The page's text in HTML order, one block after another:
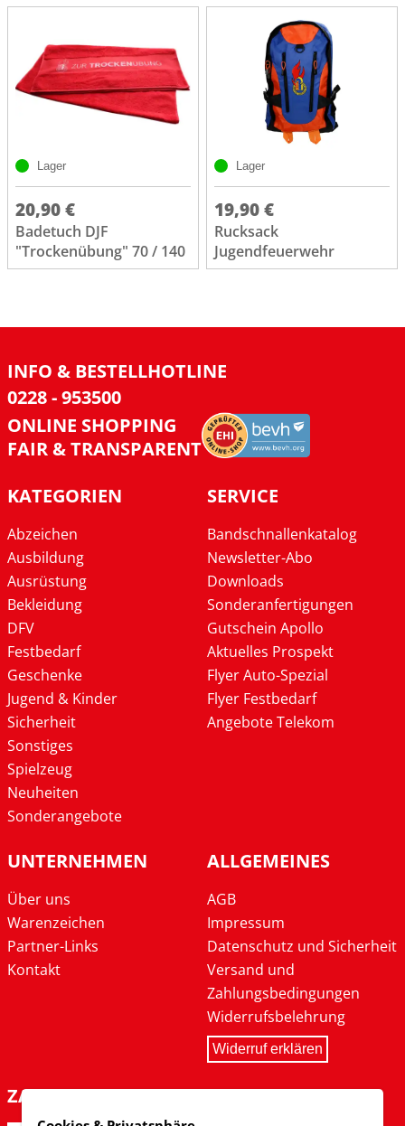
Lager
20,90 €
Badetuch DJF
"Trockenübung" 70 / 140
Lager
19,90 €
Rucksack
Jugendfeuerwehr
INFO & BESTELLHOTLINE
0228 - 953500
ONLINE SHOPPING
FAIR & TRANSPARENT
KATEGORIEN
Abzeichen
Ausbildung
Ausrüstung
Bekleidung
DFV
Festbedarf
Geschenke
Jugend & Kinder
Sicherheit
Sonstiges
Spielzeug
Neuheiten
Sonderangebote
SERVICE
Bandschnallenkatalog
Newsletter-Abo
Downloads
Sonderanfertigungen
Gutschein Apollo
Aktuelles Prospekt
Flyer Auto-Spezial
Flyer Festbedarf
Angebote Telekom
UNTERNEHMEN
Über uns
Warenzeichen
Partner-Links
Kontakt
ALLGEMEINES
AGB
Impressum
Datenschutz und Sicherheit
Versand und
Zahlungsbedingungen
Widerrufsbelehrung
Widerruf erklären
ZAHLARTEN